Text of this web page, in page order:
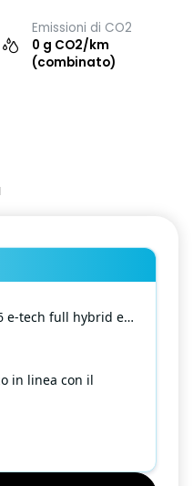
Emissioni di CO2
0 g CO2/km
(combinato)
tech full hybrid engineered 145cv
in linea con il